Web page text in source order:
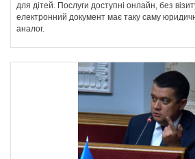
для дітей. Послуги доступні онлайн, без
електронний документ має таку саму
аналог.